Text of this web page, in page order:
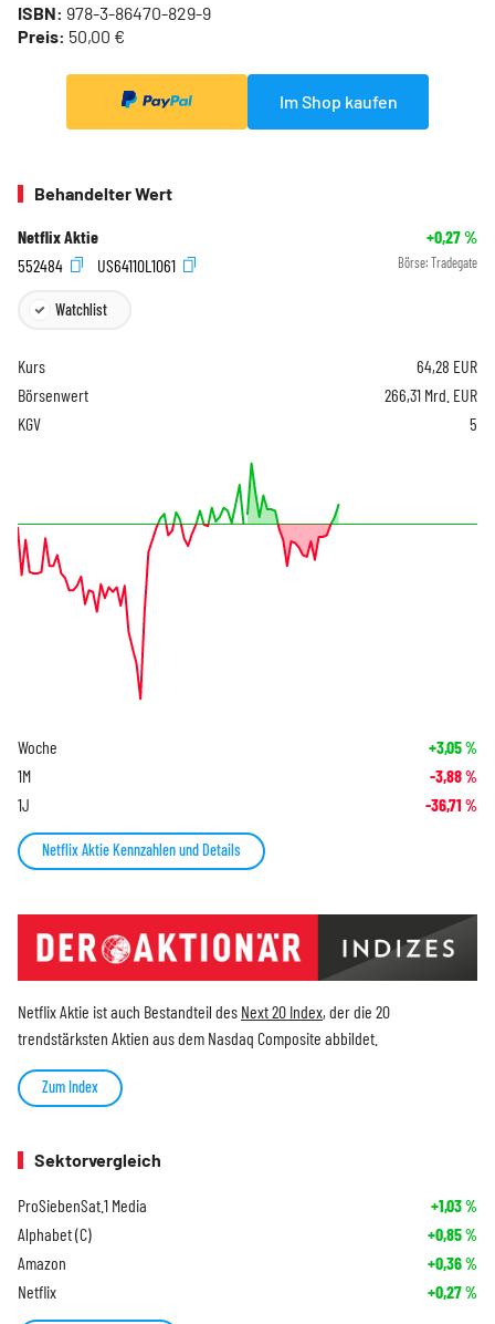
ISBN: 978-3-86470-829-9
Preis: 50,00 €
Im Shop kaufen
Behandelter Wert
Netflix Aktie +0,27%
552484
US64110L1061 Börse: Tradegate
Watchlist
Kurs 64,28 EUR
Börsenwert
266,31 Mrd. EUR
KGV
5
Woche +3,05%
1M -3,88%
1J -36,71 %
Netflix Aktie Kennzahlen und Details
Netflix Aktie ist auch Bestandteil des Next 20 Index, der die 20
trendstärksten Aktien aus dem Nasdaq Composite abbildet.
Zum Index
Sektorvergleich
ProSiebenSat.1 Media +1,03%
Alphabet (C) +0,85%
Amazon +0,36%
Netflix +0,27%